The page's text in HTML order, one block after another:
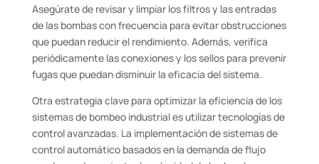
Asegúrate de revisar y limpiar los filtros y las entradas
de las bombas con frecuencia para evitar obstrucciones
que puedan reducir el rendimiento. Además, verifica
periódicamente las conexiones y los sellos para prevenir
fugas que puedan disminuir la eficacia del sistema.
Otra estrategia clave para optimizar la eficiencia de los
sistemas de bombeo industrial es utilizar tecnologías de
control avanzadas. La implementación de sistemas de
control automático basados en la demanda de flujo